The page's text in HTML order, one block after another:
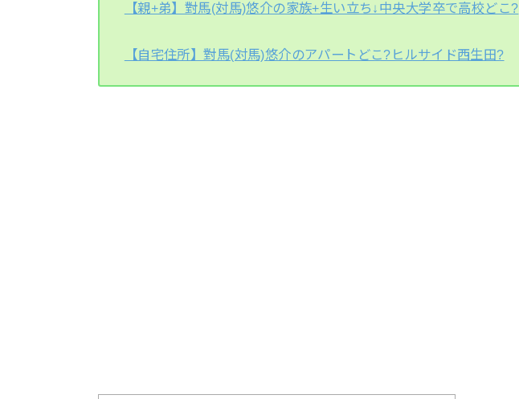
【親+弟】對馬(対馬)悠介の家族+生い立ち↓中央大学卒で高校どこ?
【自宅住所】對馬(対馬)悠介のアパートどこ?ヒルサイド西生田?